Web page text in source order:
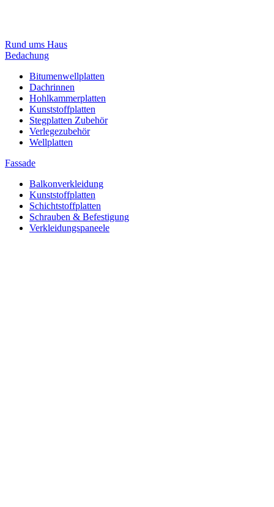
Rund ums Haus
Bedachung
Bitumenwellplatten
Dachrinnen
Hohlkammerplatten
Kunststoffplatten
Stegplatten Zubehör
Verlegezubehör
Wellplatten
Fassade
Balkonverkleidung
Kunststoffplatten
Schichtstoffplatten
Schrauben & Befestigung
Verkleidungspaneele